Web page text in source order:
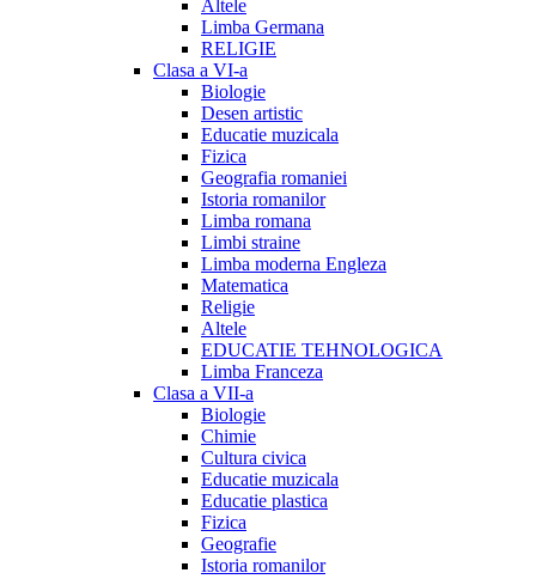
Altele
Limba Germana
RELIGIE
Clasa a VI-a
Biologie
Desen artistic
Educatie muzicala
Fizica
Geografia romaniei
Istoria romanilor
Limba romana
Limbi straine
Limba moderna Engleza
Matematica
Religie
Altele
EDUCATIE TEHNOLOGICA
Limba Franceza
Clasa a VII-a
Biologie
Chimie
Cultura civica
Educatie muzicala
Educatie plastica
Fizica
Geografie
Istoria romanilor